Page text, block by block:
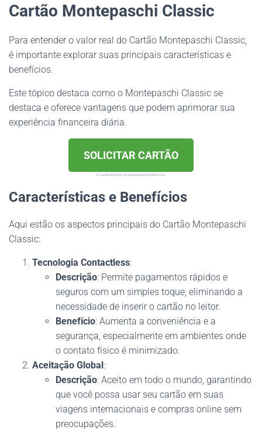
Cartão Montepaschi Classic
Para entender o valor real do Cartão Montepaschi Classic,
é importante explorar suas principais características e
benefícios.
Este tópico destaca como o Montepaschi Classic se
destaca e oferece vantagens que podem aprimorar sua
experiência financeira diária.
SOLICITAR CARTÃO
Clicando no botão você permanecerá neste site.
Características e Benefícios
Aqui estão os aspectos principais do Cartão Montepaschi
Classic:
Tecnologia Contactless:
Descrição: Permite pagamentos rápidos e
seguros com um simples toque, eliminando a
necessidade de inserir o cartão no leitor.
Benefício: Aumenta a conveniência e a
segurança, especialmente em ambientes onde
o contato físico é minimizado.
Aceitação Global:
Descrição: Aceito em todo o mundo, garantindo
que você possa usar seu cartão em suas
viagens internacionais e compras online sem
preocupações.